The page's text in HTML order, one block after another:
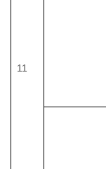
11